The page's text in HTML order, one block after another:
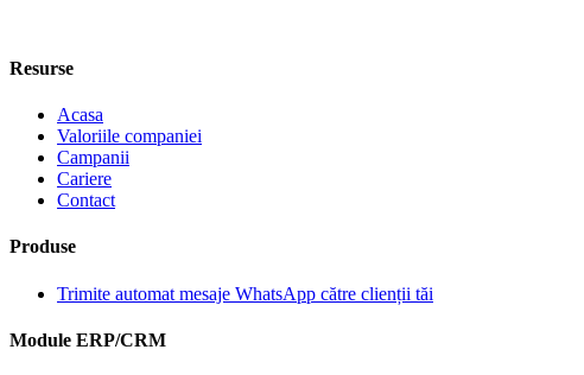
Resurse
Acasa
Valoriile companiei
Campanii
Cariere
Contact
Produse
Trimite automat mesaje WhatsApp către clienții tăi
Module ERP/CRM